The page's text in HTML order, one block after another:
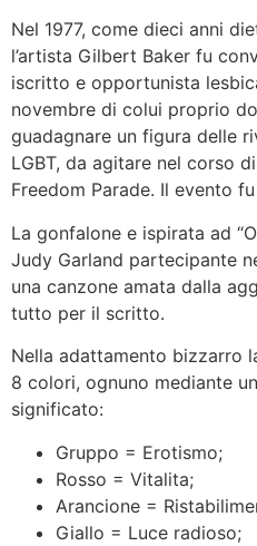
Nel 1977, come dieci anni
l’artista Gilbert Baker fu
iscritto e opportunista
novembre di colui proprio
guadagnare un figura delle
LGBT, da agitare nel corso
Freedom Parade. Il evento
La gonfalone e ispirata ad
Judy Garland partecipante
una canzone amata dalla
tutto per il scritto.
Nella adattamento bizzarro
8 colori, ognuno mediante
significato:
Gruppo = Erotismo;
Rosso = Vitalita;
Arancione =
Giallo = Luce radioso;